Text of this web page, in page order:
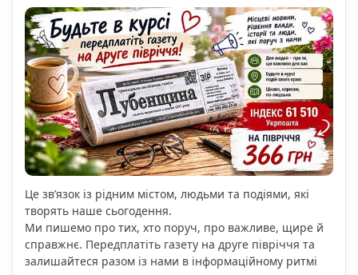
Це зв’язок із рідним містом, людьми та подіями, які
творять наше сьогодення.
Ми пишемо про тих, хто поруч, про важливе, щире й
справжнє. Передплатіть газету на друге півріччя та
залишайтеся разом із нами в інформаційному ритмі